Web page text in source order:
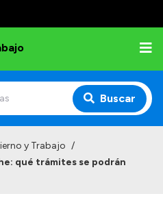
Buscar
y Trabajo /
qué trámites se podrán